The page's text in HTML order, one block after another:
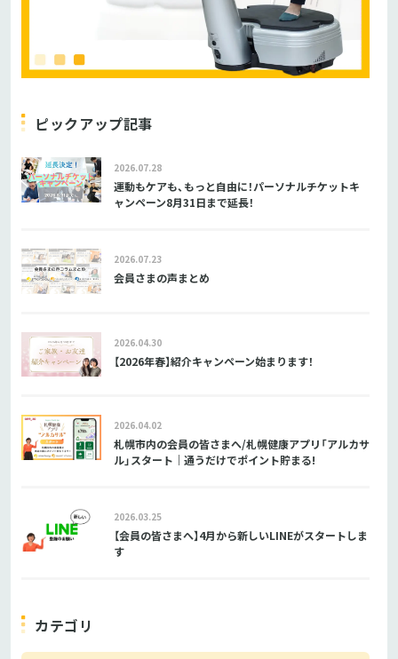
ピックアップ記事
2026.07.28
運動もケアも、もっと自由に！パーソナルチケットキ
ャンペーン8月31日まで延長！
2026.07.23
会員さまの声まとめ
2026.04.30
【2026年春】紹介キャンペーン始まります！
2026.04.02
札幌市内の会員の皆さまへ/札幌健康アプリ「アルカサ
ル」スタート｜通うだけでポイント貯まる!
2026.03.25
【会員の皆さまへ】4月から新しいLINEがスタートしま
す
カテゴリ